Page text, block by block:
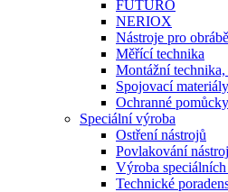
FUTURO
NERIOX
Nástroje pro
Měřící technika
Montážní
Spojovací materiály
Ochranné pomůcky
Speciální výroba
Ostření nástrojů
Povlakování
Výroba speciálních
Technické